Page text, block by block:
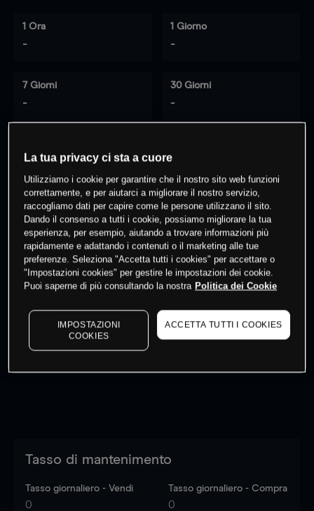
1 Ora
-
1 Giorno
-
7 Giorni
-
30 Giorni
-
0 % dei clienti hanno posizioni
questo prodotto
Fai trading
I prezzi sono solo indicativi. Accediper vedere gli ultimi
dati di mercato
to see latest market data
Tasso di mantenimento
Tasso giornaliero - Vendi
0
Tasso giornaliero - Compra
0
La tua privacy ci sta a cuore
Utilizziamo i cookie per garantire che il nostro sito web funzioni
correttamente, e per aiutarci a migliorare il nostro servizio,
raccogliamo dati per capire come le persone utilizzano il sito.
Dando il consenso a tutti i cookie, possiamo migliorare la tua
esperienza, per esempio, aiutando a trovare informazioni più
rapidamente e adattando i contenuti o il marketing alle tue
preferenze. Seleziona "Accetta tutti i cookies" per accettare o
"Impostazioni cookies" per gestire le impostazioni dei cookie.
Puoi saperne di più consultando la nostra Politica dei Cookie
IMPOSTAZIONI
COOKIES
ACCETTA TUTTI I COOKIES